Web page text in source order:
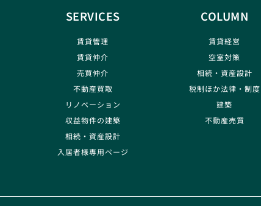
SERVICES
賃貸管理
賃貸仲介
売買仲介
不動産買取
リノベーション
収益物件の建築
相続・資産設計
入居者様専用ページ
COLUMN
賃貸経営
空室対策
相続・資産設計
税制ほか法律・制度
建築
不動産売買